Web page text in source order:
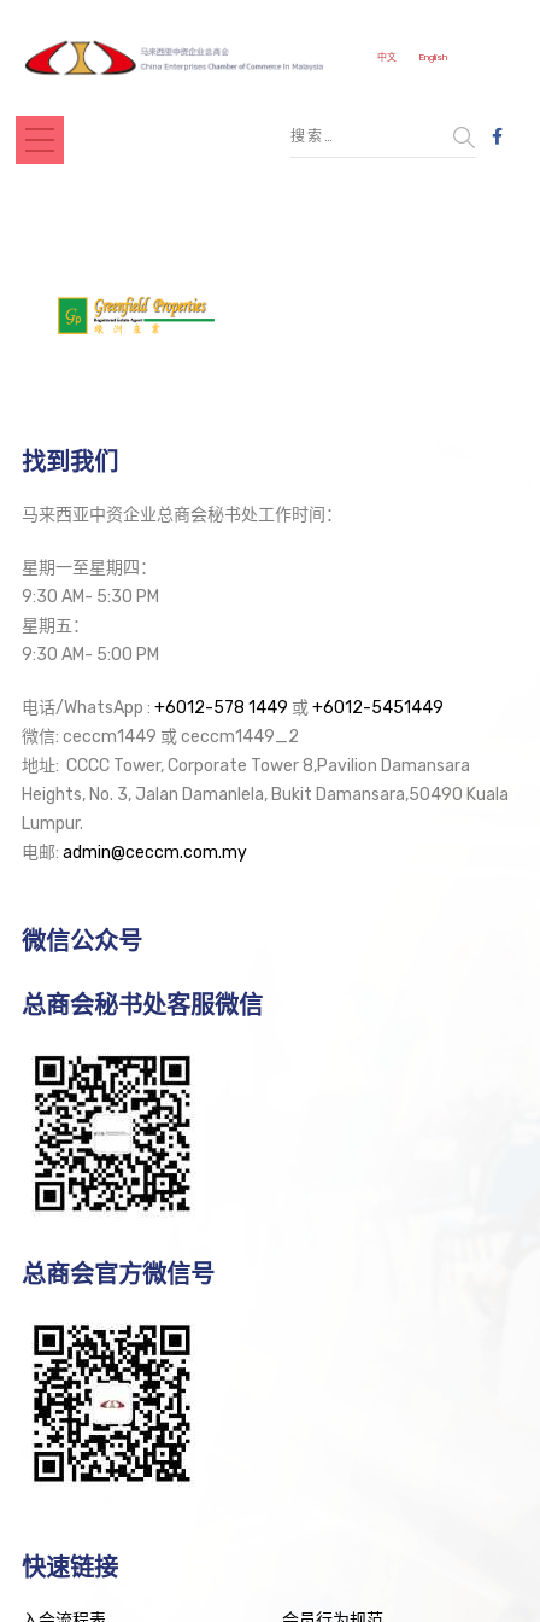
中文 English
大马绿洲房产
找到我们
马来西亚中资企业总商会秘书处工作时间：
星期一至星期四：
9:30 AM- 5:30 PM
星期五：
9:30 AM- 5:00 PM
电话/WhatsApp : +6012-578 1449 或+6012-5451449
微信: ceccm1449 或 ceccm1449_2
地址: CCCC Tower, Corporate Tower 8,Pavilion Damansara
Heights, No. 3, Jalan Damanlela, Bukit Damansara,50490 Kuala
Lumpur.
电邮: admin@ceccm.com.my
微信公众号
总商会秘书处客服微信
总商会官方微信号
快速链接